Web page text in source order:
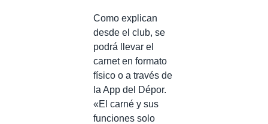
Como explican
desde el club, se
podrá llevar el
carnet en formato
físico o a través de
la App del Dépor.
«El carné y sus
funciones solo